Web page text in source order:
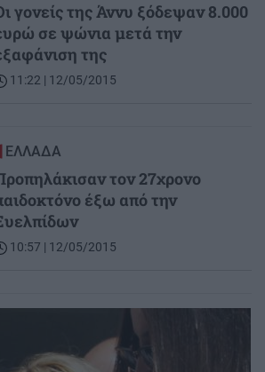
γονείς της Άννυ ξόδεψαν 8.000
σε ψώνια μετά την
της
11:22 | 12/05/2015
ΕΛΛΑΔΑ
τον 27χρονο
έξω από την
10:57 | 12/05/2015